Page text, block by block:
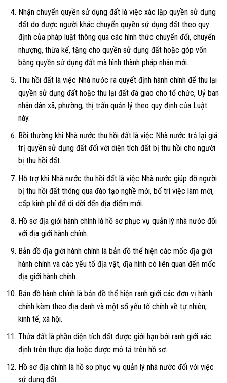
Nhận chuyển quyền sử dụng đất là việc xác lập quyền sử dụng
đất do được người khác chuyển quyền sử dụng đất theo quy
định của pháp luật thông qua các hình thức chuyển đổi, chuyển
nhượng, thừa kế, tặng cho quyền sử dụng đất hoặc góp vốn
bằng quyền sử dụng đất mà hình thành pháp nhân mới.
Thu hồi đất là việc Nhà nước ra quyết định hành chính để thu lại
quyền sử dụng đất hoặc thu lại đất đã giao cho tổ chức, Uỷ ban
nhân dân xã, phường, thị trấn quản lý theo quy định của Luật
này.
Bồi thường khi Nhà nước thu hồi đất là việc Nhà nước trả lại giá
trị quyền sử dụng đất đối với diện tích đất bị thu hồi cho người
bị thu hồi đất.
Hỗ trợ khi Nhà nước thu hồi đất là việc Nhà nước giúp đỡ người
bị thu hồi đất thông qua đào tạo nghề mới, bố trí việc làm mới,
cấp kinh phí để di dời đến địa điểm mới.
Hồ sơ địa giới hành chính là hồ sơ phục vụ quản lý nhà nước đối
với địa giới hành chính.
Bản đồ địa giới hành chính là bản đồ thể hiện các mốc địa giới
hành chính và các yếu tố địa vật, địa hình có liên quan đến mốc
địa giới hành chính.
Bản đồ hành chính là bản đồ thể hiện ranh giới các đơn vị hành
chính kèm theo địa danh và một số yếu tố chính về tự nhiên,
kinh tế, xã hội.
Thửa đất là phần diện tích đất được giới hạn bởi ranh giới xác
định trên thực địa hoặc được mô tả trên hồ sơ.
Hồ sơ địa chính là hồ sơ phục vụ quản lý nhà nước đối với việc
sử dụng đất.